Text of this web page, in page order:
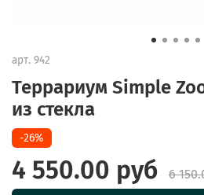
арт. 942
Террариум Simple
из стекла
-26%
4 550.00 руб
6